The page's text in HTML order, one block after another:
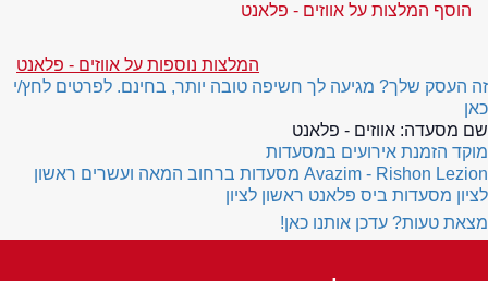
הוסף המלצות על אווזים - פלאנט
המלצות נוספות על אווזים - פלאנט
זה העסק שלך? מגיעה לך חשיפה טובה יותר, בחינם. לפרטים לחץ/י
כאן
שם מסעדה: אווזים - פלאנט
מוקד הזמנת אירועים במסעדות
Avazim - Rishon Lezion מסעדות ברחוב המאה ועשרים ראשון
לציון מסעדות ביס פלאנט ראשון לציון
מצאת טעות? עדכן אותנו כאן!